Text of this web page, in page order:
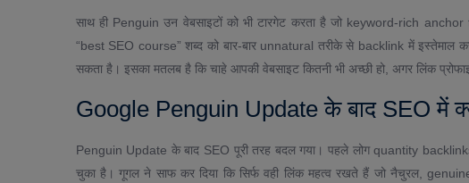
साथ ही Penguin उन वेबसाइटों को भी टारगेट करता है जो keyword-rich
“best SEO course” शब्द को बार-बार unnatural तरीके से backlink में
सकता है। इसका मतलब है कि चाहे आपकी वेबसाइट कितनी भी अच्छी हो, अगर लिंक
Google Penguin Update के बाद SEO में
Penguin Update के बाद SEO पूरी तरह बदल गया। पहले लोग quantity
चुका है। गूगल ने साफ कर दिया कि सिर्फ वही लिंक महत्व रखते हैं जो नैचुरल,